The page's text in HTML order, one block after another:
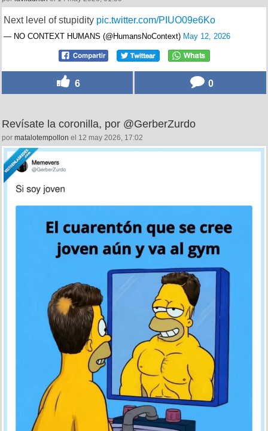
Next level of stupidity pic.twitter.com/PIUO09e6Ko
— NO CONTEXT HUMANS (@HumansNoContext) May 12, 2026
6 0
Revísate la coronilla, por @GerberZurdo
por matalotempollon el 12 may 2026, 17:02